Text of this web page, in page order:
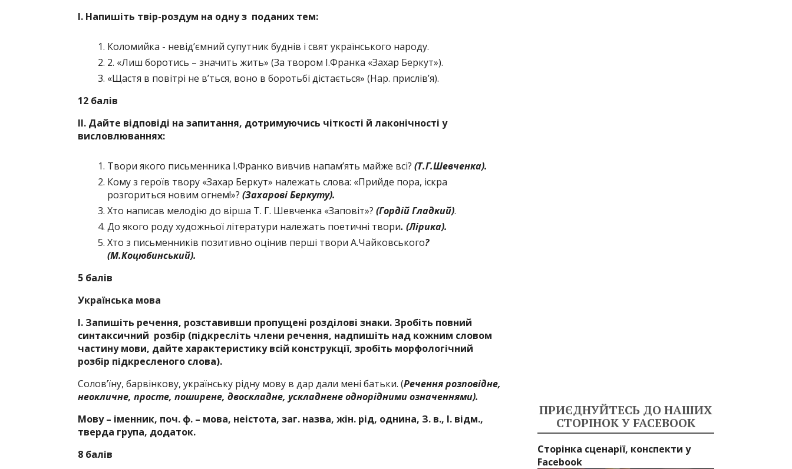
І. Напишіть твір-роздум на одну з поданих тем:
Коломийка ­- невід’ємний супутник буднів і свят українського народу.
2. «Лиш боротись – значить жить» (За твором І.Франка «Захар Беркут»).
«Щастя в повітрі не в’ться, воно в боротьбі дістається» (Нар. прислів’я).
12 балів
ІІ. Дайте відповіді на запитання, дотримуючись чіткості й лаконічності у
висловлюваннях:
Твори якого письменника І.Франко вивчив напам’ять майже всі? (Т.Г.Шевченка).
Кому з героїв твору «Захар Беркут» належать слова: «Прийде пора, іскра
розгориться новим огнем!»? (Захарові Беркуту).
Хто написав мелодію до вірша Т. Г. Шевченка «Заповіт»? (Гордій Гладкий).
До якого роду художньої літератури належать поетичні твори. (Лірика).
Хто з письменників позитивно оцінив перші твори А.Чайковського?
(М.Коцюбинський).
5 балів
Українська мова
І. Запишіть речення, розставивши пропущені розділові знаки. Зробіть повний
синтаксичний розбір (підкресліть члени речення, надпишіть над кожним словом
частину мови, дайте характеристику всій конструкції, зробіть морфологічний
розбір підкресленого слова).
Солов’їну, барвінкову, українську рідну мову в дар дали мені батьки. (Речення розповідне,
неокличне, просте, поширене, двоскладне, ускладнене однорідними означеннями).
Мову – іменник, поч. ф. – мова, неістота, заг. назва, жін. рід, однина, З. в., І. відм.,
тверда група, додаток.
8 балів
ПРИЄДНУЙТЕСЬ ДО НАШИХ
СТОРІНОК У FACEBOOK
Сторінка сценарії, конспекти у
Facebook